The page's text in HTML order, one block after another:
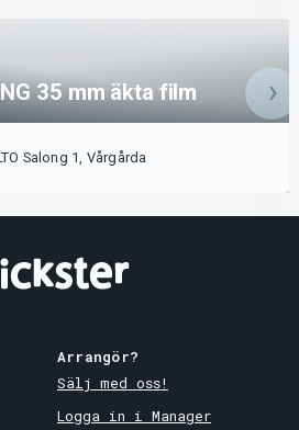
35 mm äkta film
Salong 1, Vårgårda
Arrangör?
Sälj med oss!
Logga in i Manager